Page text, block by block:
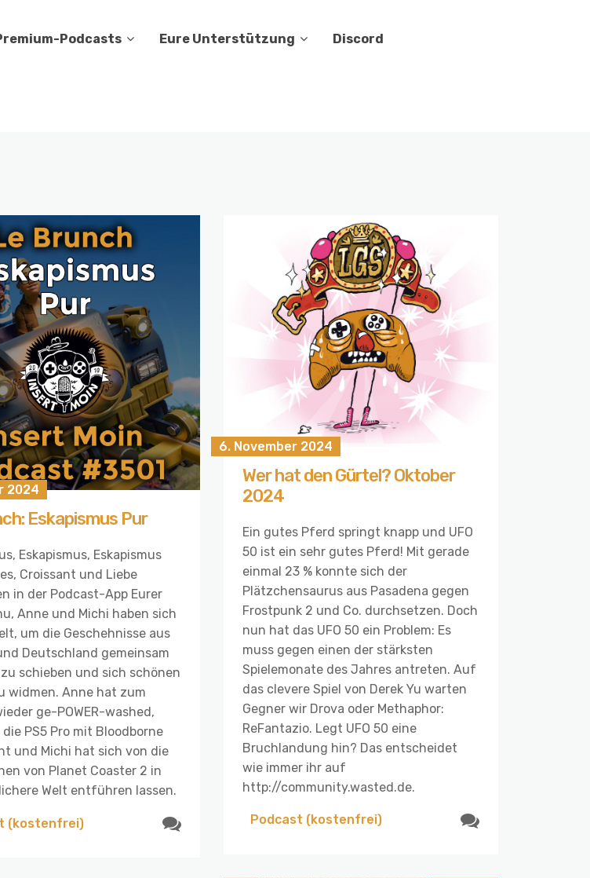
Podcasts Eure Unterstützung Discord
2024
Eskapismus Pur
Eskapismus, Eskapismus
Croissant und Liebe
in der Podcast-App Eurer
Anne und Michi haben sich
um die Geschehnisse aus
Deutschland gemeinsam
schieben und sich schönen
widmen. Anne hat zum
ge-POWER-washed,
PS5 Pro mit Bloodborne
und Michi hat sich von die
von Planet Coaster 2 in
Welt entführen lassen.
(kostenfrei)
6. November 2024
Wer hat den Gürtel? Oktober
2024
Ein gutes Pferd springt knapp und UFO
50 ist ein sehr gutes Pferd! Mit gerade
einmal 23 % konnte sich der
Plätzchensaurus aus Pasadena gegen
Frostpunk 2 und Co. durchsetzen. Doch
nun hat das UFO 50 ein Problem: Es
muss gegen einen der stärksten
Spielemonate des Jahres antreten. Auf
das clevere Spiel von Derek Yu warten
Gegner wir Drova oder Methaphor:
ReFantazio. Legt UFO 50 eine
Bruchlandung hin? Das entscheidet
wie immer ihr auf
http://community.wasted.de.
Podcast (kostenfrei)